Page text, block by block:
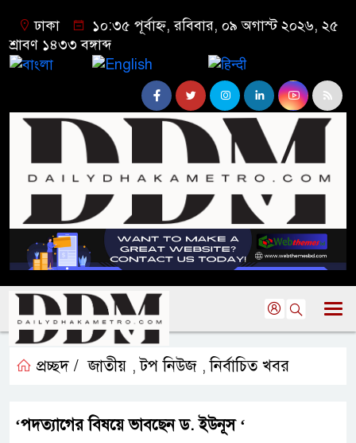
ঢাকা
১০:৩৫ পূর্বাহ্ন, রবিবার, ০৯ অগাস্ট ২০২৬, ২৫
শ্রাবণ ১৪৩৩ বঙ্গাব্দ
প্রচ্ছদ / জাতীয় ,টপ নিউজ ,নির্বাচিত খবর
‘পদত্যাগের বিষয়ে ভাবছেন ড. ইউনূস ‘